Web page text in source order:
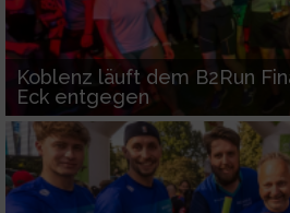
Koblenz läuft dem B2Run
Eck entgegen